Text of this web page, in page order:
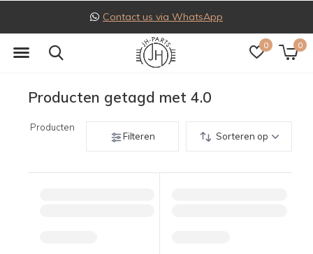
0 0
Contact us via WhatsApp
Producten getagd met 4.0
Producten
Filteren
Sorteren op